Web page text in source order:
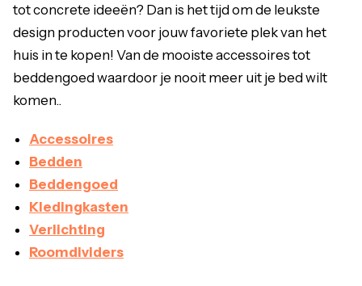
tot concrete ideeën? Dan is het tijd om de leukste
design producten voor jouw favoriete plek van het
huis in te kopen! Van de mooiste accessoires tot
beddengoed waardoor je nooit meer uit je bed wilt
komen..
Accessoires
Bedden
Beddengoed
Kledingkasten
Verlichting
Roomdividers